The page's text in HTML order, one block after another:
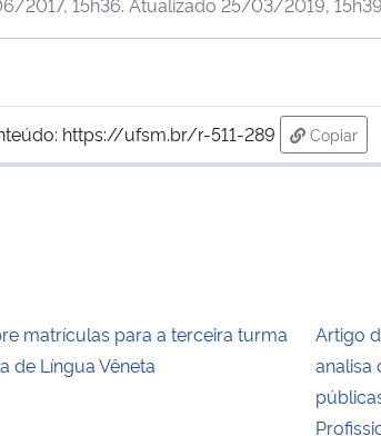
https://ufsm.br/r-511-289
Copiar
para
matrículas para a terceira turma
de Língua Vêneta
Artigo
analisa